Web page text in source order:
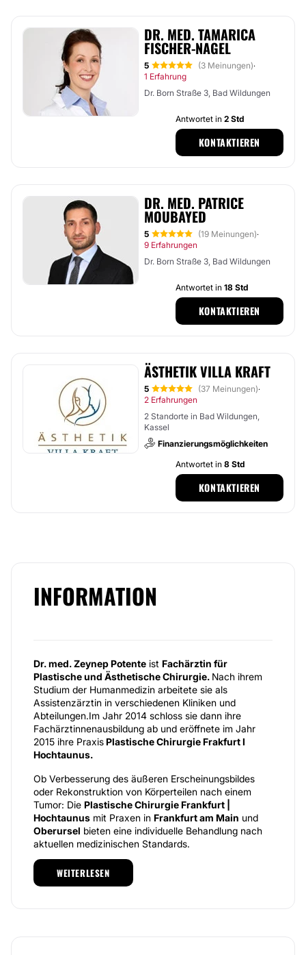
DR. MED. TAMARICA
FISCHER-NAGEL
5 (3 Meinungen)·
1 Erfahrung
Dr. Born Straße 3, Bad Wildungen
Antwortet in 2 Std
KONTAKTIEREN
DR. MED. PATRICE
MOUBAYED
5 (19 Meinungen)·
9 Erfahrungen
Dr. Born Straße 3, Bad Wildungen
Antwortet in 18 Std
KONTAKTIEREN
ÄSTHETIK VILLA KRAFT
5 (37 Meinungen)·
2 Erfahrungen
2 Standorte in Bad Wildungen,
Kassel
Finanzierungsmöglichkeiten
Antwortet in 8 Std
KONTAKTIEREN
INFORMATION
Dr. med. Zeynep Potente ist Fachärztin für
Plastische und Ästhetische Chirurgie. Nach ihrem
Studium der Humanmedizin arbeitete sie als
Assistenzärztin in verschiedenen Kliniken und
Abteilungen.Im Jahr 2014 schloss sie dann ihre
Fachärztinnenausbildung ab und eröffnete im Jahr
2015 ihre PraxisPlastische Chirurgie Frakfurt I
Hochtaunus.
Ob Verbesserung des äußeren Erscheinungsbildes
oder Rekonstruktion von Körperteilen nach einem
Tumor: Die Plastische Chirurgie Frankfurt |
Hochtaunus mit Praxen in Frankfurt am Main und
Oberursel bieten eine individuelle Behandlung nach
aktuellen medizinischen Standards.
Alle Patienten der Klinik erhalten eine professionelle
Beratung und umfassende Betreuung, damit sie die
WEITERLESEN